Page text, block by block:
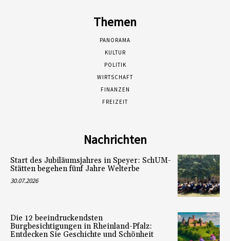
Themen
PANORAMA
KULTUR
POLITIK
WIRTSCHAFT
FINANZEN
FREIZEIT
Nachrichten
Start des Jubiläumsjahres in Speyer: SchUM-
Stätten begehen fünf Jahre Welterbe
30.07.2026
Die 12 beeindruckendsten
Burgbesichtigungen in Rheinland-Pfalz:
Entdecken Sie Geschichte und Schönheit